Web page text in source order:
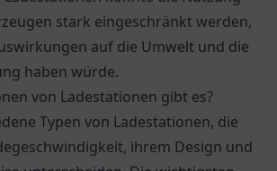
stark eingeschränkt werden,
auf die Umwelt und die
haben würde.
von Ladestationen gibt es?
Typen von Ladestationen, die
ihrem Design und